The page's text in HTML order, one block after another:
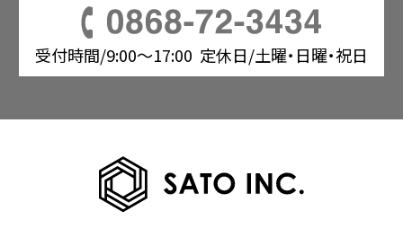
受付時間/9:00〜17:00 定休日/土曜・日曜・祝日